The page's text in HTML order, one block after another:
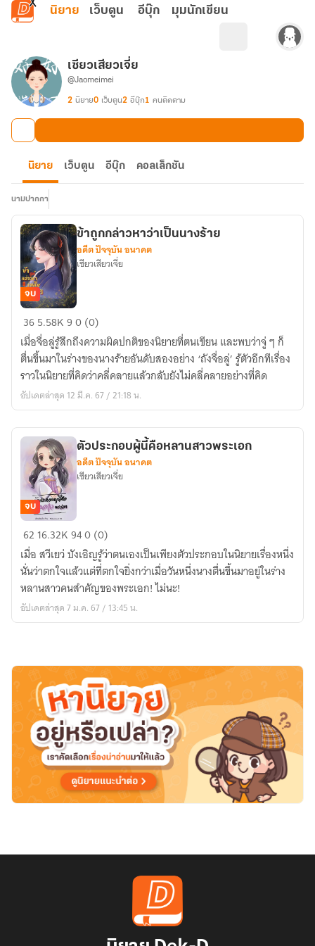
ข้ามไปยังเนื้อหาหลัก
นิยาย เว็บตูน อีบุ๊ก มุมนักเขียน
เซียวเสียวเจี่ย
@Jaomeimei
2 นิยาย0 เว็บตูน2 อีบุ๊ก1 คนติดตาม
นิยาย เว็บตูน อีบุ๊ก คอลเล็กชัน
นามปากกา
ข้า
ถูก
กล่าว
หา
ว่า
เป็น
ร้าย
จบ
ข้าถูกกล่าวหาว่าเป็นนางร้าย
อดีต ปัจจุบัน อนาคต
เซียวเสียวเจี่ย
365.58K90 (0)
เมื่อจื่อลู่รู้สึกถึงความผิดปกติของนิยายที่ตนเขียน และพบว่าจู่ ๆ ก็
ตื่นขึ้นมาในร่างของนางร้ายอันดับสองอย่าง ‘ถังจื่อลู่’ รู้ตัวอีกทีเรื่อง
ราวในนิยายที่คิดว่าคลี่คลายแล้วกลับยังไม่คลี่คลายอย่างที่คิด
อัปเดตล่าสุด 12 มี.ค. 67 / 21:18 น.
ตัวประกอบ
ผู้
นี้
คือ
หลาน
สาว
จบ
ตัวประกอบผู้นี้คือหลานสาวพระเอก
อดีต ปัจจุบัน อนาคต
เซียวเสียวเจี่ย
62 16.32K940 (0)
เมื่อ สวีเยว่ บังเอิญรู้ว่าตนเองเป็นเพียงตัวประกอบในนิยายเรื่องหนึ่ง
นั่นว่าตกใจแล้วแต่ที่ตกใจยิ่งกว่าเมื่อวันหนึ่งนางตื่นขึ้นมาอยู่ในร่าง
หลานสาวคนสำคัญของพระเอก! ไม่นะ!
อัปเดตล่าสุด 7 ม.ค. 67 / 13:45 น.